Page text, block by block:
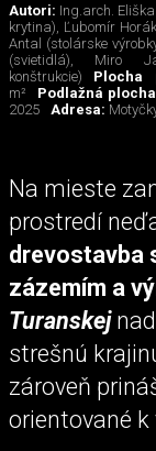
Autori: Ing.arch.
krytina), Ľubomír
Antal (stolárske
(svietidlá), Miro
konštrukcie)
Plocha
m²
Podlažná
2025
Adresa:
Na mieste
prostredí
drevostavba
zázemím a
Turanskej
strešnú
zároveň
orientované k